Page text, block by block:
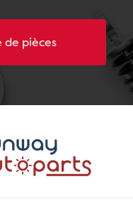
de pièces